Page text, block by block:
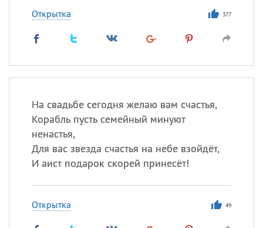
Открытка 377
На свадьбе сегодня желаю вам счастья,
Корабль пусть семейный минуют
ненастья,
Для вас звезда счастья на небе взойдёт,
И аист подарок скорей принесёт!
Открытка 49